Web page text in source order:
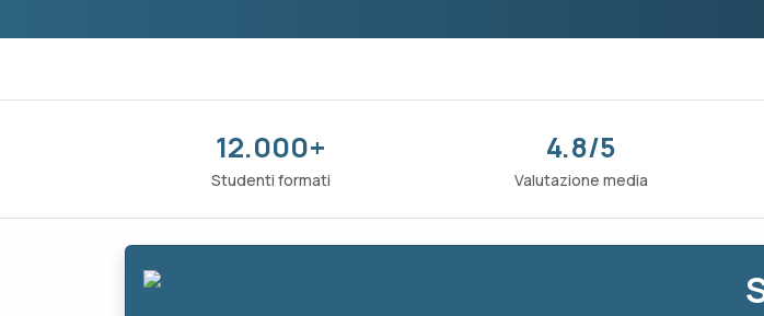
12.000+
Studenti formati
4.8/5
Valutazione media